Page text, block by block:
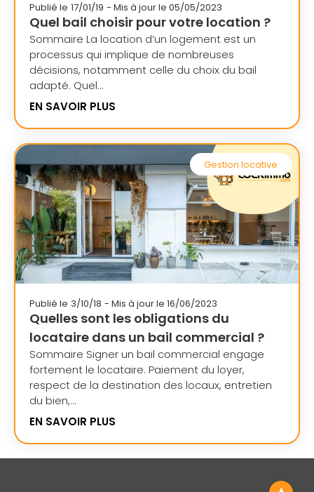
Publié le 17/01/19 - Mis à jour le 05/05/2023
Quel bail choisir pour votre location ?
Sommaire La location d’un logement est un
processus qui implique de nombreuses
décisions, notamment celle du choix du bail
adapté. Quel...
EN SAVOIR PLUS
Gestion locative
Publié le 3/10/18 - Mis à jour le 16/06/2023
Quelles sont les obligations du
locataire dans un bail commercial ?
Sommaire Signer un bail commercial engage
fortement le locataire. Paiement du loyer,
respect de la destination des locaux, entretien
du bien,...
EN SAVOIR PLUS